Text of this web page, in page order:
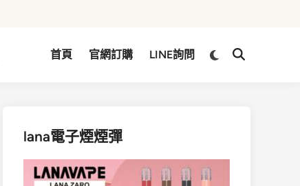
首頁 官網訂購 LINE詢問
Switch
Open
lana電子煙煙彈